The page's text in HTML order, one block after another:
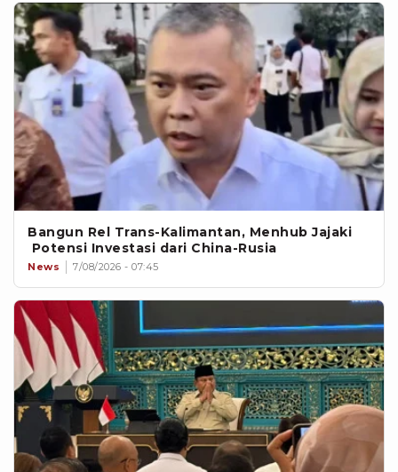
Bangun Rel Trans-Kalimantan, Menhub Jajaki
Potensi Investasi dari China-Rusia
News 7/08/2026 - 07:45